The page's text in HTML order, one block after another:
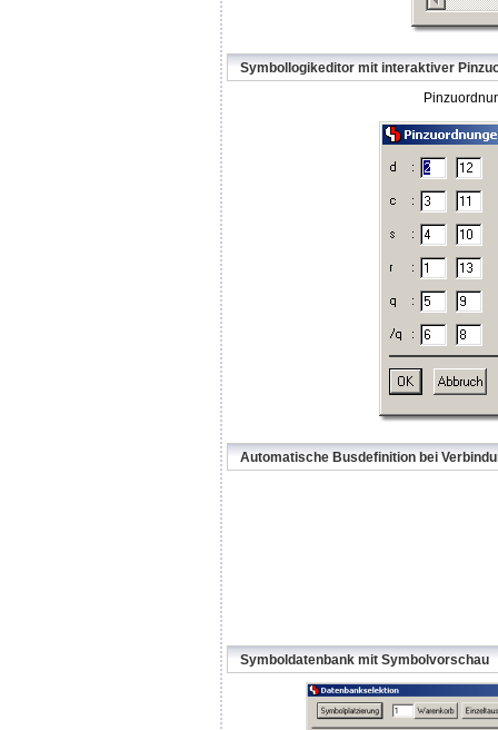
Symbollogikeditor mit interaktiver
Automatische Busdefinition bei
Symboldatenbank mit Symbolvorschau